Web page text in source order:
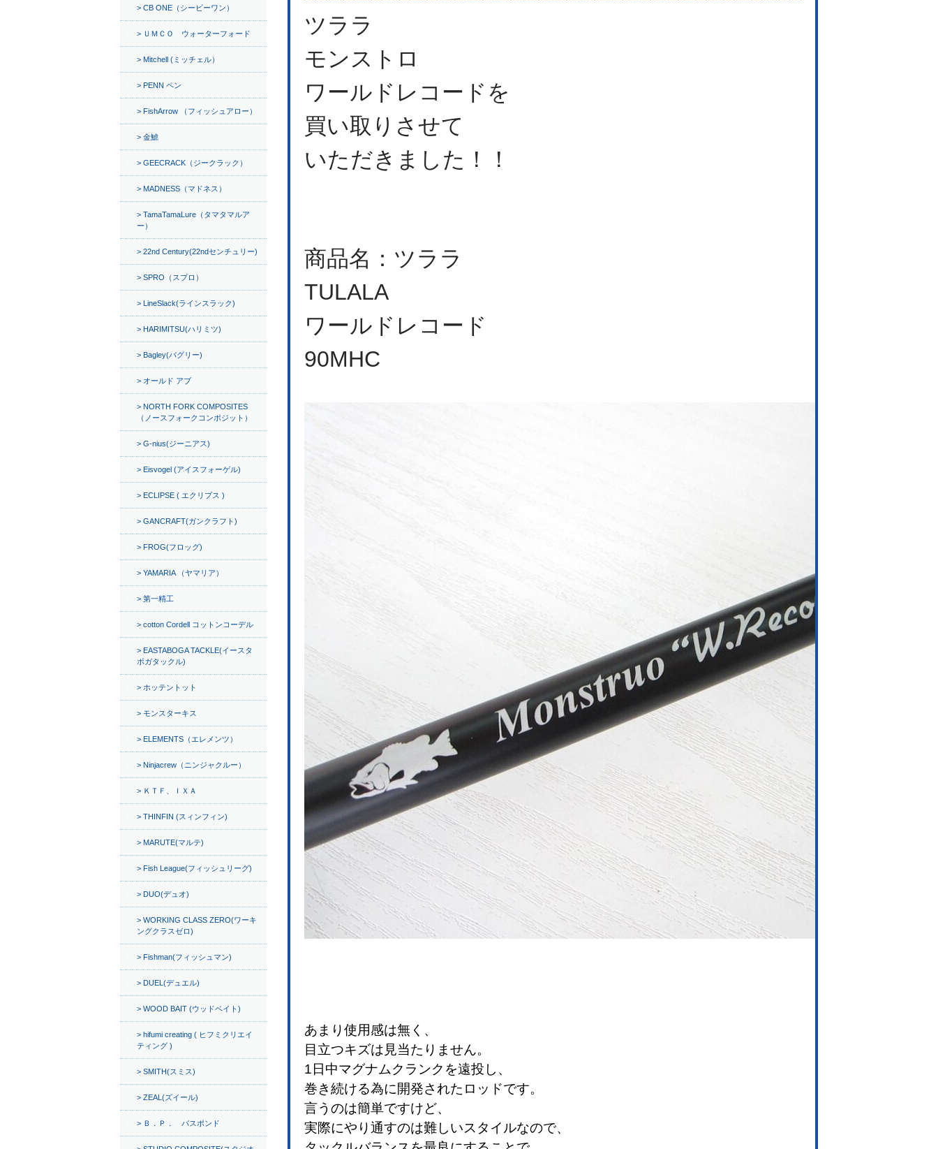
ツララ
モンストロ
ワールドレコード を
買い取りさせて
いただきました！
！
商品名： ツララ
TULALA
ワールドレコード
90MHC
あまり使用感は無く、
目立つキズは見当たりません。
1日中マグナムクランクを遠投し、
巻き続ける為に開発されたロッドです。
言うのは簡単ですけど、
実際にやり通すのは難しいスタイルなので、
CB ONE（シービーワン）
ＵＭＣＯ ウォーターフォード
Mitchell (ミッチェル）
PENN ペン
FishArrow （フィッシュアロー）
金鯱
GEECRACK（ジークラック）
MADNESS（マドネス）
TamaTamaLure（タマタマルア
ー）
22nd Century(22ndセンチュリー)
SPRO（スプロ）
LineSlack(ラインスラック)
HARIMITSU(ハリミツ)
Bagley(バグリー)
オールド アブ
NORTH FORK COMPOSITES
（ノースフォークコンポジット）
G-nius(ジーニアス)
Eisvogel (アイスフォーゲル)
ECLIPSE ( エクリプス )
GANCRAFT(ガンクラフト)
FROG(フロッグ)
YAMARIA （ヤマリア）
第一精工
cotton Cordell コットンコーデル
EASTABOGA TACKLE(イースタ
ボガタックル)
ホッテントット
モンスターキス
ELEMENTS（エレメンツ）
Ninjacrew（ニンジャクルー）
ＫＴＦ、ＩＸＡ
THINFIN (スィンフィン)
MARUTE(マルテ)
Fish League(フィッシュリーグ)
DUO(デュオ)
WORKING CLASS ZERO(ワーキ
ングクラスゼロ)
Fishman(フィッシュマン)
DUEL(デュエル)
WOOD BAIT (ウッドベイト)
hifumi creating ( ヒフミクリエイ
ティング )
SMITH(スミス)
ZEAL(ズイール)
Ｂ．Ｐ． バスポンド